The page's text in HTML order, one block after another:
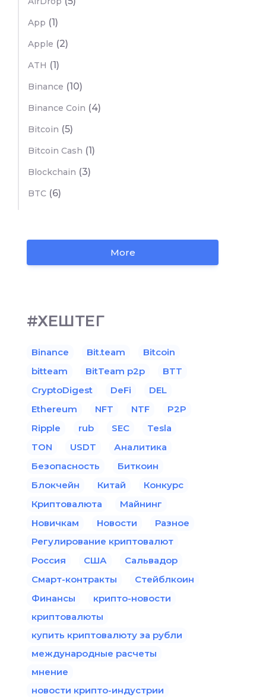
App (1)
Apple (2)
ATH (1)
Binance (10)
Binance Coin (4)
Bitcoin (5)
Bitcoin Cash (1)
Blockchain (3)
BTC (6)
More
#ХЕШТЕГ
Binance Bit.team
Bitcoin
bitteam
BitTeam p2p
BTT
CryptoDigest
DeFi
DEL
Ethereum
NFT NTF
P2P
Ripple
rub SEC
Tesla
TON
USDT
Аналитика
Безопасность
Биткоин
Блокчейн
Китай
Конкурс
Криптовалюта
Майнинг
Новичкам
Новости
Разное
Регулирование криптовалют
Россия
США
Сальвадор
Смарт-контракты
Стейблкоин
Финансы
крипто-новости
криптовалюты
купить криптовалюту за рубли
международные расчеты
мнение
новости крипто-индустрии